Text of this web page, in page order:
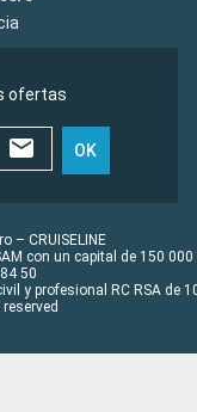
ofertas
OK
– CRUISELINE
con un capital de 150 000
50
y profesional RC RSA de